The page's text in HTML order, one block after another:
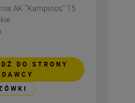
AK "Kampinos" 15
DO STRONY